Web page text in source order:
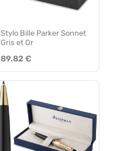
Stylo Bille Parker Sonnet
Gris et Or
89.82 €